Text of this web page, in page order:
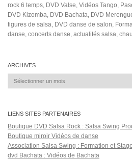
rock 6 temps, DVD Valse, Vidéos Tango,
DVD Kizomba, DVD Bachata, DVD
figures de salsa, DVD danse de salon,
danse, concerts danse, actualités salsa,
ARCHIVES
Archives
LIENS SITES PARTENAIRES
Boutique DVD Salsa Rock : Salsa Swing
Boutique miroir Vidéos de danse
Association Salsa Swing : Formation et
dvd Bachata : Vidéos de Bachata